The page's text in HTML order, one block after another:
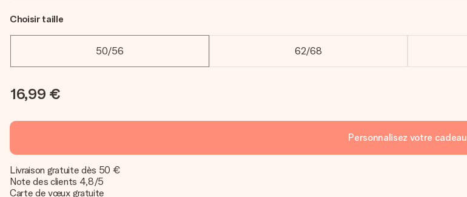
Choisir taille
50/56 62/68
16,99 €
Personnalisez votre cadeau
Livraison gratuite dès 50 €
Note des clients 4,8/5
Carte de vœux gratuite